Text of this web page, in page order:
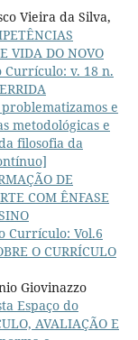
Vieira da Silva,
VIDA DO NOVO
Currículo: v. 18 n.
problematizamos e
metodológicas e
filosofia da
DE
COM ÊNFASE
Currículo: Vol.6
O CURRÍCULO
Giovinazzo
Espaço do
AVALIAÇÃO E